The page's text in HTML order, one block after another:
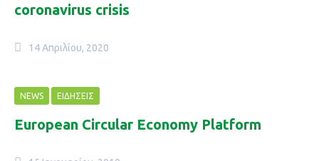
coronavirus crisis
14 Απριλίου, 2020
NEWS ΕΙΔΉΣΕΙΣ
European Circular Economy Platform